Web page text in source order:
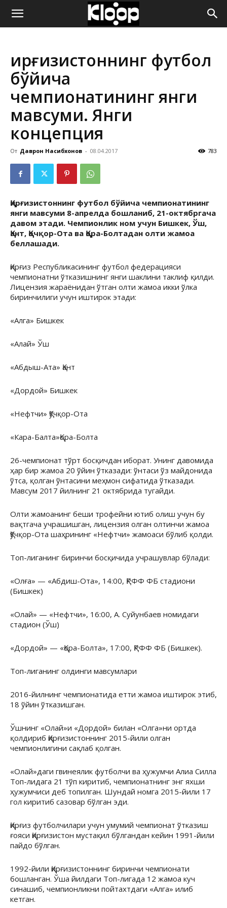
ҚИРҒИЗИСТОН
ЯНГИЛИКЛАРИ
Қирғизистоннинг футбол
бўйича
чемпионатининг янги
мавсуми. Янги
концепция
От Даврон Насибхонов - 08.04.2017 783
Қирғизистоннинг футбол бўйича чемпионатининг
янги мавсуми 8-апрелда бошланиб, 21-октябргача
давом этади. Чемпионлик ном учун Бишкек, Ўш,
Қант, Қочқор-Ота ва Қора-Болтадан олти жамоа
беллашади.
Қирғиз Республикасининг футбол федерацияси
чемпионатни ўтказишнинг янги шаклини таклиф қилди.
Лицензия жараёнидан ўтган олти жамоа икки ўлка
биринчилиги учун иштирок этади:
«Алга» Бишкек
«Алай» Ўш
«Абдыш-Ата» Қант
«Дордой» Бишкек
«Нефтчи» Қўчқор-Ота
«Кара-Балта»Қора-Болта
26-чемпионат тўрт босқичдан иборат. Унинг давомида
ҳар бир жамоа 20 ўйин ўтказади: ўнтаси ўз майдонида
ўтса, қолган ўнтасини меҳмон сифатида ўтказади.
Мавсум 2017 йилнинг 21 октябрида тугайди.
Олти жамоанинг беши трофейни ютиб олиш учун бу
вақтгача учрашишган, лицензия олган олтинчи жамоа
Қўчқор-Ота шаҳрининг «Нефтчи» жамоаси бўлиб қолди.
Топ-лиганинг биринчи босқичида учрашувлар бўлади:
«Олға» — «Абдиш-Ота», 14:00, ҚРФФ ФБ стадиони
(Бишкек)
«Олай» — «Нефтчи», 16:00, А. Суйунбаев номидаги
стадион (Ўш)
«Дордой» — «Қора-Болта», 17:00, ҚРФФ ФБ (Бишкек).
Топ-лиганинг олдинги мавсумлари
2016-йилнинг чемпионатида етти жамоа иштирок этиб,
18 ўйин ўтказишган.
Ўшнинг «Олай»и «Дордой» билан «Олга»ни ортда
қолдириб Қирғизистоннинг 2015-йили олган
чемпионлигини сақлаб қолган.
«Олай»даги гвинеялик футболчи ва ҳужумчи Алиа Силла
Топ-лидага 21 тўп киритиб, чемпионатнинг энг яхши
ҳужумчиси деб топилган. Шундай номга 2015-йили 17
гол киритиб сазовар бўлган эди.
Қирғиз футболчилари учун умумий чемпионат ўтказиш
ғояси Қирғизистон мустақил бўлгандан кейин 1991-йили
пайдо бўлган.
1992-йили Қирғизистоннинг биринчи чемпионати
бошланган. Ўша йилдаги Топ-лигада 12 жамоа куч
синашиб, чемпионликни пойтахтдаги «Алга» илиб
кетган.